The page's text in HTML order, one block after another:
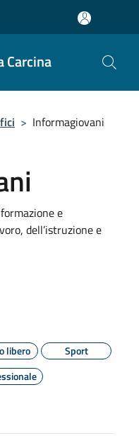
Carcina
> Informagiovani
e
dell’istruzione e
libero
Sport